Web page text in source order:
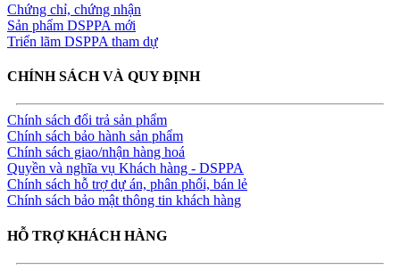
Chứng chỉ, chứng nhận
Sản phẩm DSPPA mới
Triển lãm DSPPA tham dự
CHÍNH SÁCH VÀ QUY ĐỊNH
Chính sách đổi trả sản phẩm
Chính sách bảo hành sản phẩm
Chính sách giao/nhận hàng hoá
Quyền và nghĩa vụ Khách hàng - DSPPA
Chính sách hỗ trợ dự án, phân phối, bán lẻ
Chính sách bảo mật thông tin khách hàng
HỖ TRỢ KHÁCH HÀNG